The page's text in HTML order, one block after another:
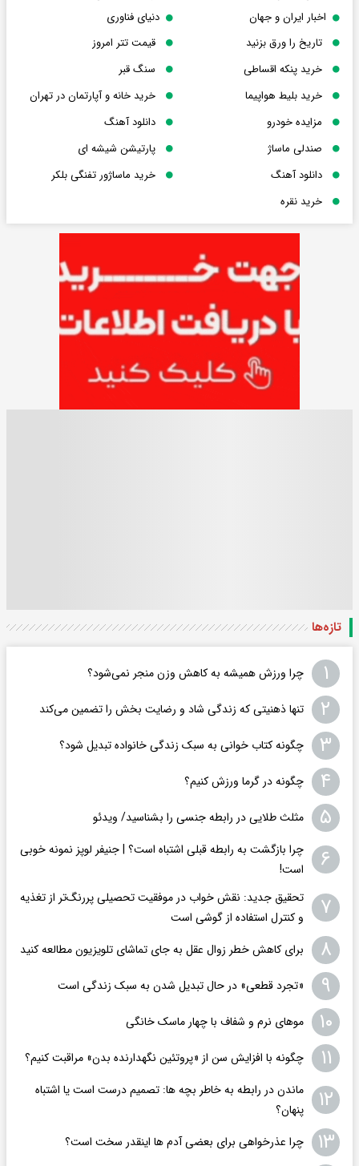
اخبار ایران و جهان
دنیای فناوری
تاریخ را ورق بزنید
قیمت تتر امروز
خرید پنکه اقساطی
سنگ قبر
خرید بلیط هواپیما
خرید خانه و آپارتمان در تهران
مزایده خودرو
دانلود آهنگ
صندلی ماساژ
پارتیشن شیشه ای
دانلود آهنگ
خرید ماساژور تفنگی بلکر
خرید نقره
تازه‌ها
۱ چرا ورزش همیشه به کاهش وزن منجر نمی‌شود؟
۲ تنها ذهنیتی که زندگی شاد و رضایت بخش را تضمین می‌کند
۳ چگونه کتاب خوانی به سبک زندگی خانواده تبدیل شود؟
۴ چگونه در گرما ورزش کنیم؟
۵ مثلث طلایی در رابطه جنسی را بشناسید/ ویدئو
۶
چرا بازگشت به رابطه قبلی اشتباه است؟ | جنیفر لوپز نمونه خوبی
است!
۷
تحقیق جدید: نقش خواب در موفقیت تحصیلی پررنگ‌تر از تغذیه
و کنترل استفاده از گوشی است
۸ برای کاهش خطر زوال عقل به جای تماشای تلویزیون مطالعه کنید
۹ «تجرد قطعی» در حال تبدیل شدن به سبک زندگی است
۱۰ موهای نرم و شفاف با چهار ماسک خانگی
۱۱ چگونه با افزایش سن از «پروتئین نگهدارنده بدن» مراقبت کنیم؟
۱۲
ماندن در رابطه به خاطر بچه ها: تصمیم درست است یا اشتباه
پنهان؟
۱۳ چرا عذرخواهی برای بعضی آدم ها اینقدر سخت است؟